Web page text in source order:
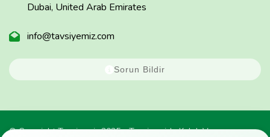
Dubai, United Arab Emirates
info@tavsiyemiz.com
Sorun Bildir
© Copyright Tavsiyemiz 2025 - Tavsiyemiz'e Kulak Ver